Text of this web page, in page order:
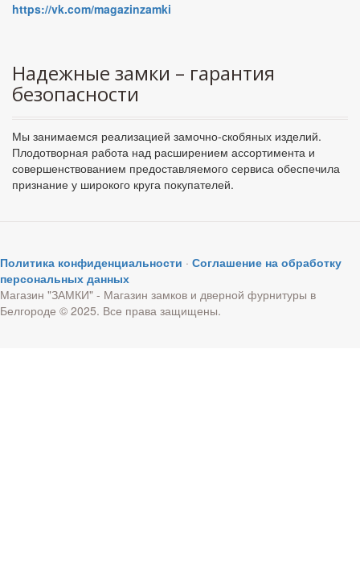
https://vk.com/magazinzamki
Надежные замки – гарантия
безопасности
Мы занимаемся реализацией замочно-скобяных изделий.
Плодотворная работа над расширением ассортимента и
совершенствованием предоставляемого сервиса обеспечила
признание у широкого круга покупателей.
Политика конфиденциальности · Соглашение на обработку
персональных данных
Магазин "ЗАМКИ" - Магазин замков и дверной фурнитуры в
Белгороде © 2025. Все права защищены.